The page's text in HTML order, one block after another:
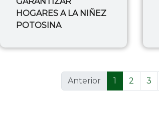
HOGARES A LA NIÑEZ
POTOSINA
Anterior 1 (current)
2 3